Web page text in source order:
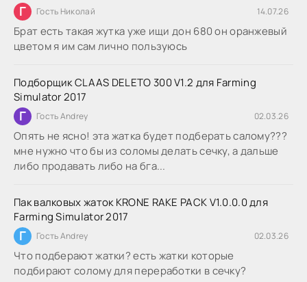
Г Гость Николай 14.07.26
Брат есть такая жутка уже ищи дон 680 он оранжевый
цветом я им сам лично пользуюсь
Подборщик CLAAS DELETO 300 V1.2 для Farming
Simulator 2017
Г Гость Andrey 02.03.26
Опять не ясно! эта жатка будет подберать салому???
мне нужно что бы из соломы делать сечку, а дальше
либо продавать либо на бга...
Пак валковых жаток KRONE RAKE PACK V1.0.0.0 для
Farming Simulator 2017
Г Гость Andrey 02.03.26
Что подберают жатки? есть жатки которые
подбирают солому для переработки в сечку?